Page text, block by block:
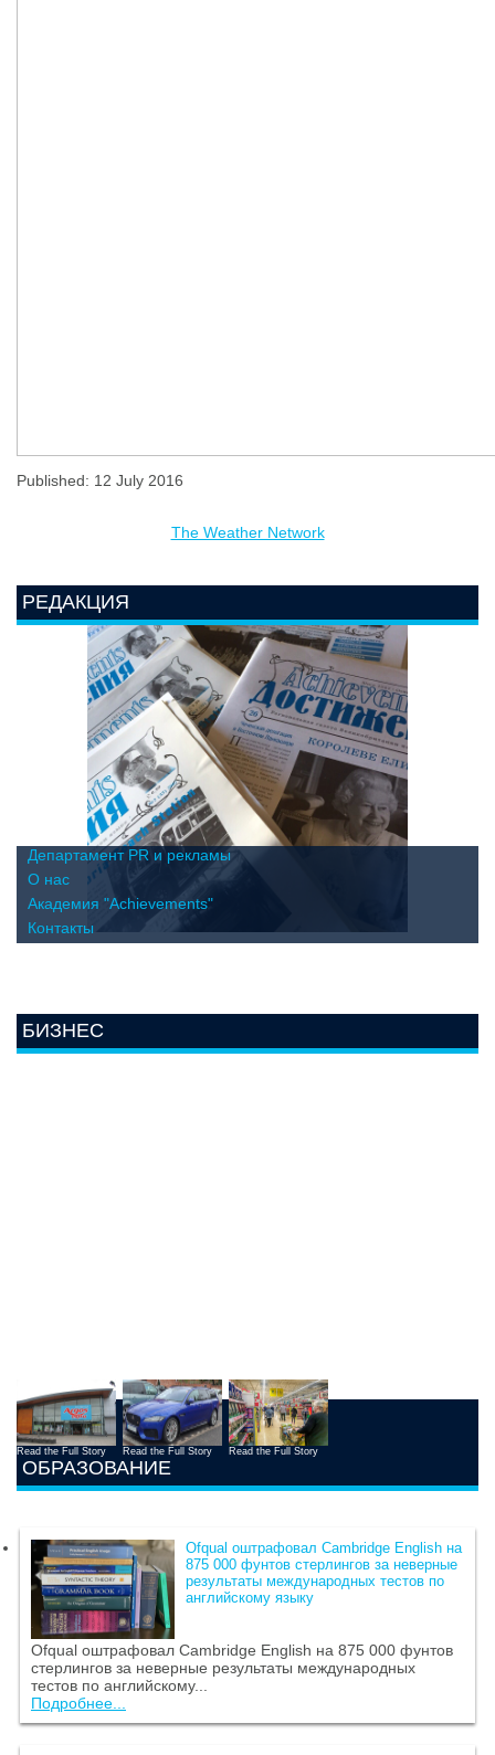
Published: 12 July 2016
The Weather Network
РЕДАКЦИЯ
Департамент PR и рекламы
О нас
Академия "Achievements"
Контакты
БИЗНЕС
Read the Full Story Read the Full Story Read the Full Story
ОБРАЗОВАНИЕ
Ofqual оштрафовал Cambridge English на
875 000 фунтов стерлингов за неверные
результаты международных тестов по
английскому языку
Ofqual оштрафовал Cambridge English на 875 000 фунтов
стерлингов за неверные результаты международных
тестов по английскому...
Подробнее...